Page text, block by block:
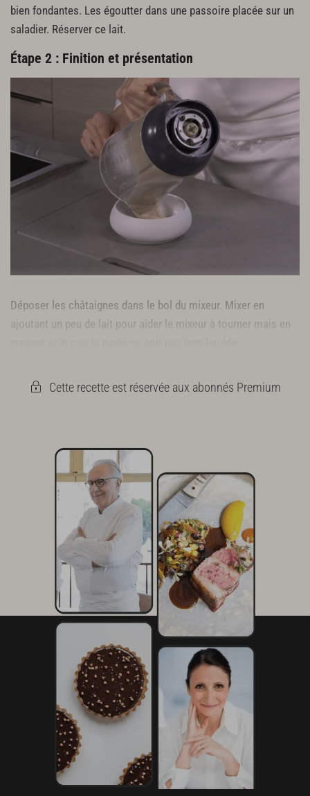
bien fondantes. Les égoutter dans une passoire placée sur un
saladier. Réserver ce lait.
Étape 2 : Finition et présentation
Déposer les châtaignes dans le bol du mixeur. Mixer en
ajoutant un peu de lait pour aider le mixeur à tourner mais en
Cette recette est réservée aux abonnés Premium